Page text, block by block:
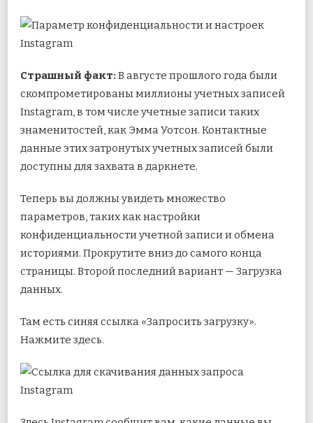
Страшный факт: В августе прошлого года были
скомпрометированы миллионы учетных записей
Instagram, в том числе учетные записи таких
знаменитостей, как Эмма Уотсон. Контактные
данные этих затронутых учетных записей были
доступны для захвата в даркнете.
Теперь вы должны увидеть множество
параметров, таких как настройки
конфиденциальности учетной записи и обмена
историями. Прокрутите вниз до самого конца
страницы. Второй последний вариант — Загрузка
данных.
Там есть синяя ссылка «Запросить загрузку».
Нажмите здесь.